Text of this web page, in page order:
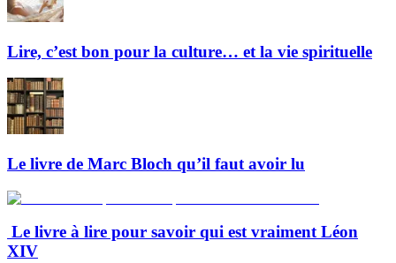
Lire, c’est bon pour la culture… et la vie spirituelle
Le livre de Marc Bloch qu’il faut avoir lu
Le livre à lire pour savoir qui est vraiment Léon
XIV